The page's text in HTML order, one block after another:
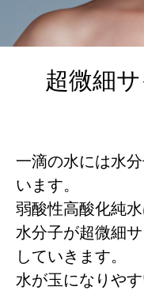
超微細
一滴の水には水
います。
弱酸性高酸化純
水分子が超微細
していきます。
水が玉になりや